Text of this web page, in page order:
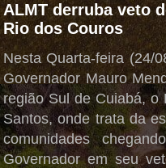
ALMT derruba veto
Rio dos Couros
Nesta Quarta-feira (24/
Governador Mauro
região Sul de Cuiabá, o
Santos, onde trata da
comunidades
Governador em seu